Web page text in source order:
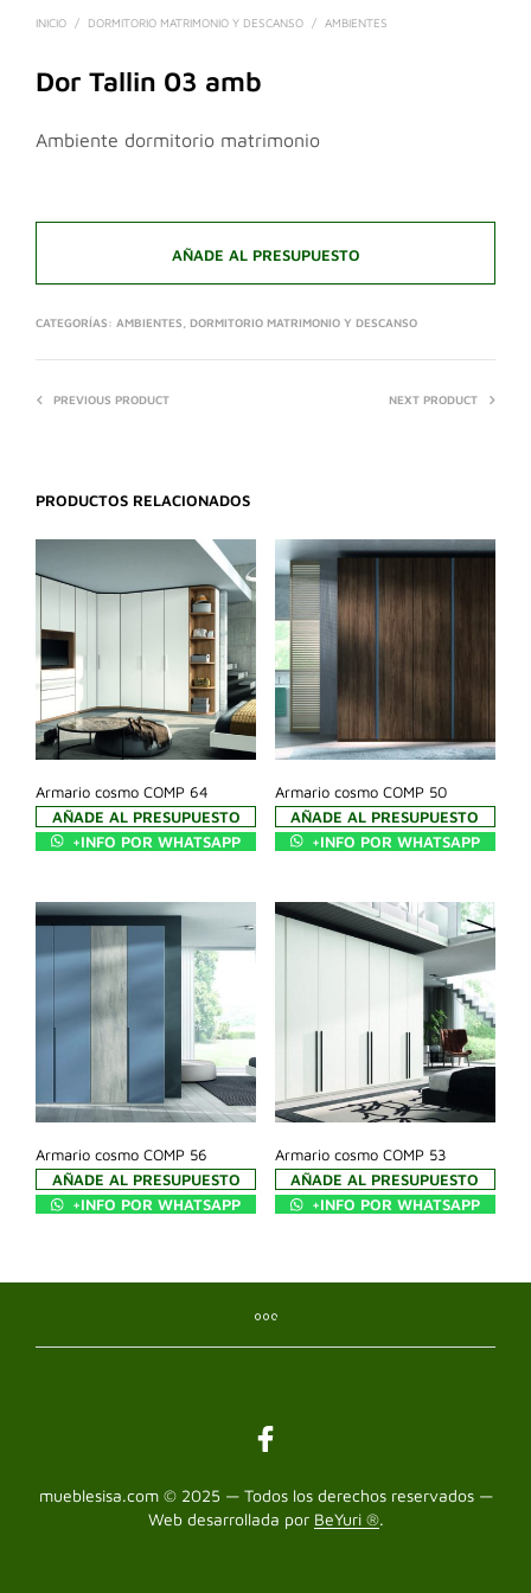
INICIO / DORMITORIO MATRIMONIO Y DESCANSO / AMBIENTES
Dor Tallin 03 amb
Ambiente dormitorio matrimonio
AÑADE AL PRESUPUESTO
CATEGORÍAS: AMBIENTES DORMITORIO MATRIMONIO Y DESCANSO
PREVIOUS PRODUCT NEXT PRODUCT
PRODUCTOS RELACIONADOS
Armario cosmo COMP 64
AÑADE AL PRESUPUESTO
+INFO POR WHATSAPP
Armario cosmo COMP 50
AÑADE AL PRESUPUESTO
+INFO POR WHATSAPP
Armario cosmo COMP 56
AÑADE AL PRESUPUESTO
+INFO POR WHATSAPP
Armario cosmo COMP 53
AÑADE AL PRESUPUESTO
+INFO POR WHATSAPP
mueblesisa.com © 2025 — Todos los derechos reservados —
Web desarrollada por BeYuri ®.